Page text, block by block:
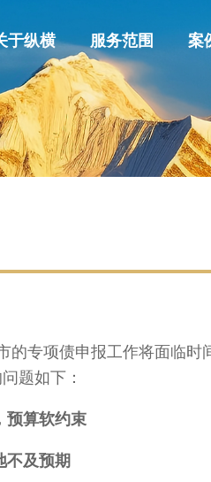
于纵横 服务范围 案
的专项债申报工作将面临
题如下：
预算软约束
不及预期